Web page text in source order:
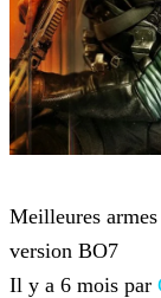
Meilleures
version BO7
Il y a 6 mois par